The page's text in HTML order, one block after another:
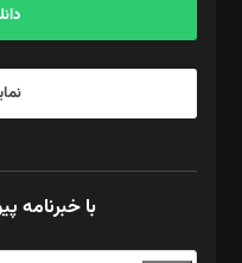
با خبرنامه